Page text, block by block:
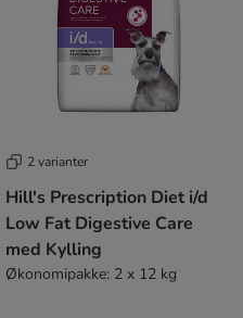
2 varianter
Hill's Prescription Diet i/d
Low Fat Digestive Care
med Kylling
Økonomipakke: 2 x 12 kg